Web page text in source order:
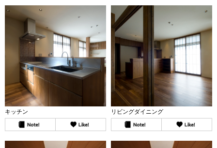
キッチン リビングダイニング